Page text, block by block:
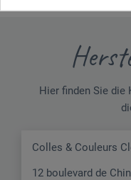
Hier finden Sie die
Colles & Couleurs
12 boulevard de